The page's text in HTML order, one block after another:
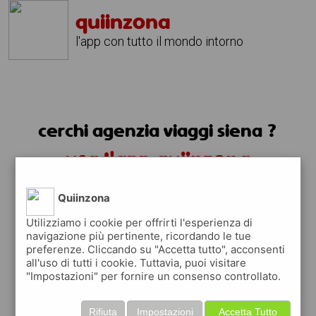
quiinzona
l'app con tutto il mondo intorno
cerchi agenzia viaggi siena ?
usa l'app quiinzona
Quiinzona
Utilizziamo i cookie per offrirti l'esperienza di
navigazione più pertinente, ricordando le tue
preferenze. Cliccando su "Accetta tutto", acconsenti
all'uso di tutti i cookie. Tuttavia, puoi visitare
"Impostazioni" per fornire un consenso controllato.
Accetta Tutto
Impostazioni
Rifiuta